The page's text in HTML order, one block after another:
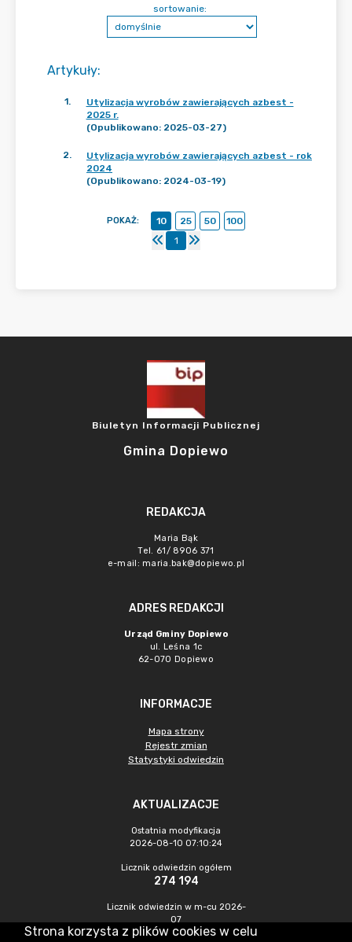
Artykuły:
sortowanie:
1.
Utylizacja wyrobów zawierających azbest -
2025 r.
(Opublikowano: 2025-03-27)
2.
Utylizacja wyrobów zawierających azbest - rok
2024
(Opublikowano: 2024-03-19)
POKAŻ: 10 25 50
100
1
Biuletyn Informacji Publicznej
Gmina Dopiewo
REDAKCJA
Maria Bąk
Tel. 61/ 8906 371
e-mail: maria.bak@dopiewo.pl
ADRES REDAKCJI
Urząd Gminy Dopiewo
ul. Leśna 1c
62-070 Dopiewo
INFORMACJE
Mapa strony
Rejestr zmian
Statystyki odwiedzin
AKTUALIZACJE
Ostatnia modyfikacja
2026-08-10 07:10:24
Licznik odwiedzin ogółem
274 194
Licznik odwiedzin w m-cu 2026-
07
983
Strona korzysta z plików cookies w celu